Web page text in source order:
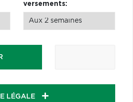
versements:
LÉGALE